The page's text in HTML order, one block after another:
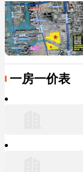
一房一价表